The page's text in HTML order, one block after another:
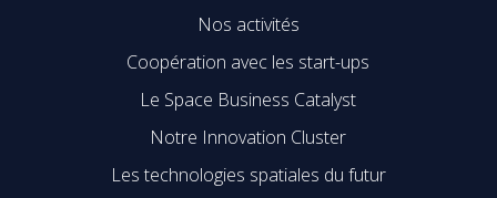
Nos activités
Coopération avec les start-ups
Le Space Business Catalyst
Notre Innovation Cluster
Les technologies spatiales du futur